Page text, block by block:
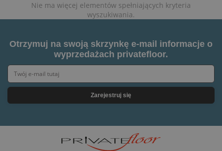
Nie ma więcej elementów spełniających kryteria
wyszukiwania.
Otrzymuj na swoją skrzynkę e-mail informacje o
wyprzedażach privatefloor.
Zarejestruj się